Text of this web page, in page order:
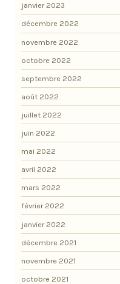
janvier 2023
décembre 2022
novembre 2022
octobre 2022
septembre 2022
août 2022
juillet 2022
juin 2022
mai 2022
avril 2022
mars 2022
février 2022
janvier 2022
décembre 2021
novembre 2021
octobre 2021